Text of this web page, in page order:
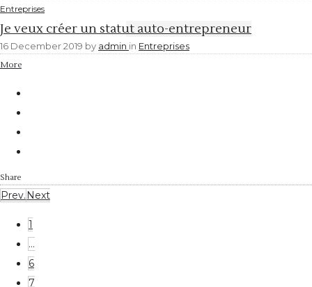
Entreprises
Je veux créer un statut auto-entrepreneur
16 December 2019 by admin in Entreprises
More
Share
Prev. Next
1
…
6
7